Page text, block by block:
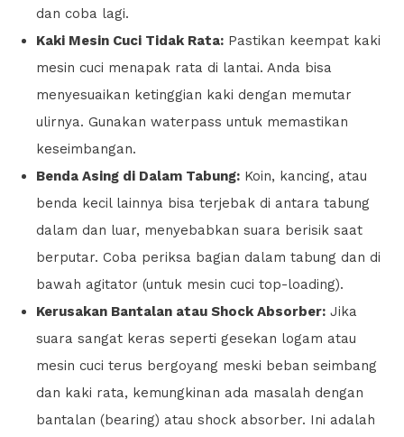
dan coba lagi.
Kaki Mesin Cuci Tidak Rata: Pastikan keempat kaki
mesin cuci menapak rata di lantai. Anda bisa
menyesuaikan ketinggian kaki dengan memutar
ulirnya. Gunakan waterpass untuk memastikan
keseimbangan.
Benda Asing di Dalam Tabung: Koin, kancing, atau
benda kecil lainnya bisa terjebak di antara tabung
dalam dan luar, menyebabkan suara berisik saat
berputar. Coba periksa bagian dalam tabung dan di
bawah agitator (untuk mesin cuci top-loading).
Kerusakan Bantalan atau Shock Absorber: Jika
suara sangat keras seperti gesekan logam atau
mesin cuci terus bergoyang meski beban seimbang
dan kaki rata, kemungkinan ada masalah dengan
bantalan (bearing) atau shock absorber. Ini adalah